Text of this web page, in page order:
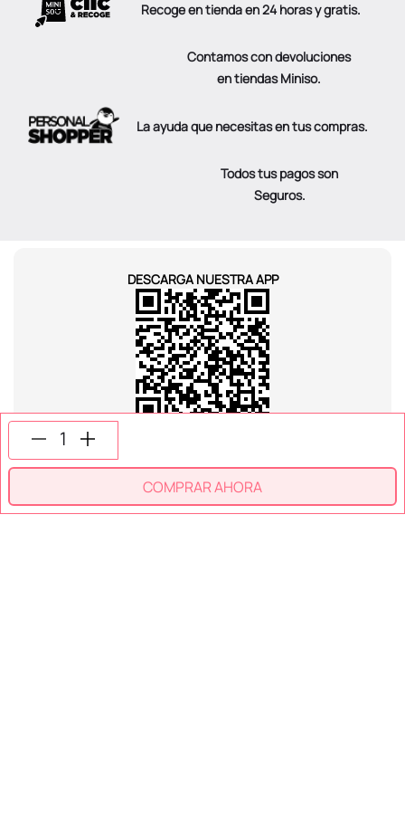
COMPRAR AHORA
Recoge en tienda en 24 horas y gratis.
Contamos con devoluciones
en tiendas Miniso.
La ayuda que necesitas en tus compras.
Todos tus pagos son
Seguros.
DESCARGA NUESTRA APP
SECCIONES